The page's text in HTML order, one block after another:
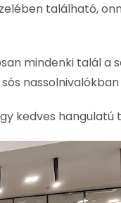
található,
mindenki talál a
nassolnivalókban
kedves hangulatú